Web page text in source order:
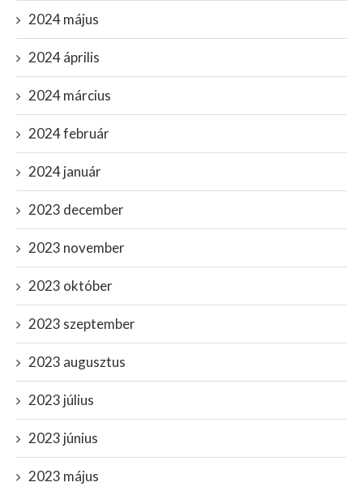
2024 május
2024 április
2024 március
2024 február
2024 január
2023 december
2023 november
2023 október
2023 szeptember
2023 augusztus
2023 július
2023 június
2023 május